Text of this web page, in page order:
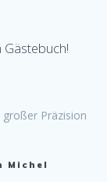
Präzision
Michel